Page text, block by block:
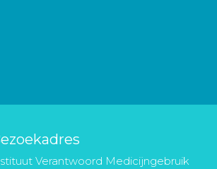
Verantwoord Medicijngebruik